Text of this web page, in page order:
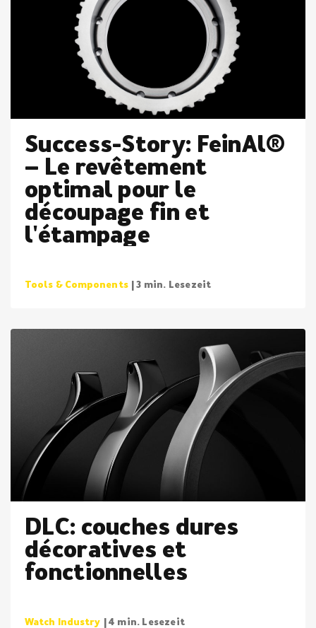
Success-Story: FeinAl®
– Le revêtement
optimal pour le
découpage fin et
l'étampage
Tools & Components | 3 min. Lesezeit
DLC: couches dures
décoratives et
fonctionnelles
Watch Industry | 4 min. Lesezeit